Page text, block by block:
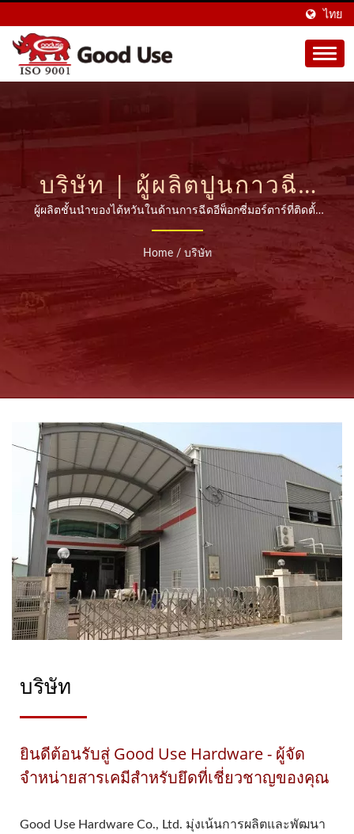
ไทย
บริษัท | ผู้ผลิตปูนกาวฉีด
จากไต้หวันมากว่า 20 ปี |
GOOD USE
ผู้ผลิตชั้นนำของไต้หวันในด้านการฉีดอีพ็อกซี่มอร์ตาร์ที่ติดตั้ง
หลังจากการติดตั้งเหล็กเสริม
Home / บริษัท
บริษัท
ยินดีต้อนรับสู่ Good Use Hardware - ผู้จัด
จำหน่ายสารเคมีสำหรับยึดที่เชี่ยวชาญของคุณ
Good Use Hardware Co., Ltd. มุ่งเน้นการผลิตและพัฒนา